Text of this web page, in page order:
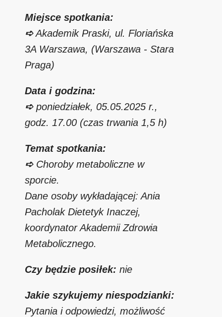
Miejsce spotkania:
➪Akademik Praski, ul. Floriańska
3A Warszawa, (Warszawa - Stara
Praga)
Data i godzina:
➪ poniedziałek, 05.05.2025 r.,
godz. 17.00 (czas trwania 1,5 h)
Temat spotkania:
➪ Choroby metaboliczne w
sporcie.
Dane osoby wykładającej: Ania
Pacholak Dietetyk Inaczej,
koordynator Akademii Zdrowia
Metabolicznego.
Czy będzie posiłek: nie
Jakie szykujemy niespodzianki:
Pytania i odpowiedzi, możliwość